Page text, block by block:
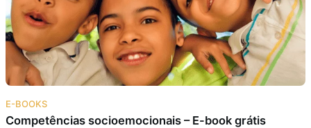
Assine
Taba na Escola
E-BOOKS
Competências socioemocionais – E-book grátis